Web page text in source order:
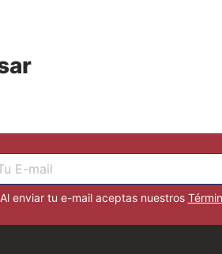
Al enviar tu e-mail aceptas nuestros